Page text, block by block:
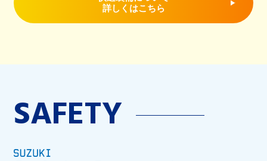
詳しくはこちら
SAFETY